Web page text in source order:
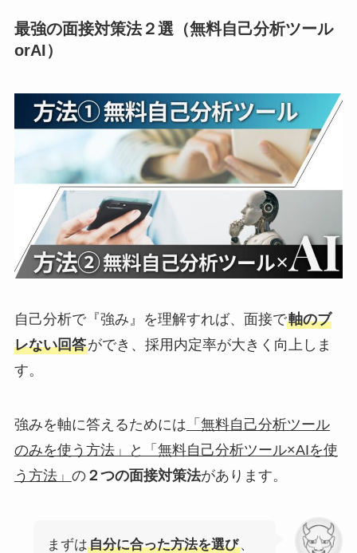
最強の面接対策法２選（無料自己分析ツール
orAI）
自己分析で『強み』を理解すれば、面接で軸のブ
レない回答ができ、採用内定率が大きく向上しま
す。
強みを軸に答えるためには 「無料自己分析ツール
のみを使う方法」と「無料自己分析ツール×AIを使
う方法」 の２つの面接対策法があります。
まずは自分に合った方法を選び、